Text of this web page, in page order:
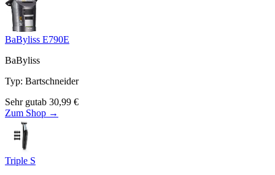
BaByliss E790E
BaByliss
Typ: Bartschneider
Sehr gutab 30,99 €
Zum Shop →
Triple S